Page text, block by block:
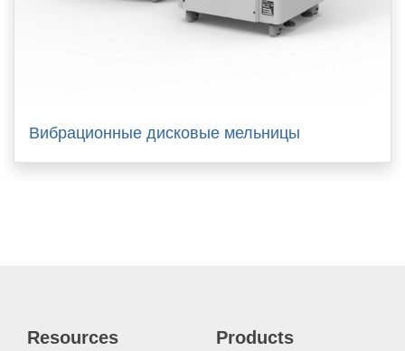
Вибрационные дисковые мельницы
Resources Products